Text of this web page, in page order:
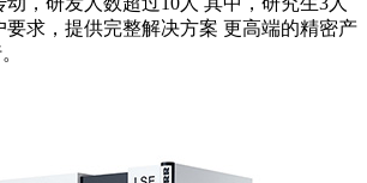
要求，提供完整解决方案 更高端的精密产